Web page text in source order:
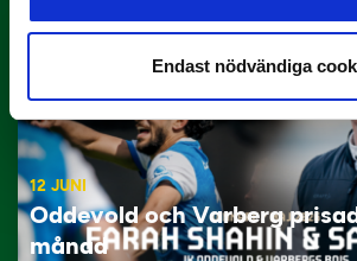
Endast nödvändiga
12 JUNI
Oddevold och Varberg
månad